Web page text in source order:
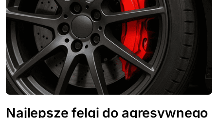
Najlepsze felgi do agresywnego